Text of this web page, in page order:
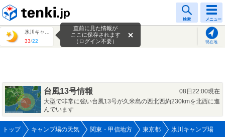
検索 メニュー
33/22 現在地
直前に見た情報が
ここに保存されます
（ログイン不要）
台風13号情報
08日22:00現在
大型で非常に強い台風13号が久米島の西北西約230kmを北西に進
んでいます
トップ キャンプ場の天気 関東・甲信地方 東京都 氷川キャンプ場